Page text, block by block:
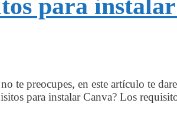
para
te preocupes, en este artículo te
para instalar Canva? Los